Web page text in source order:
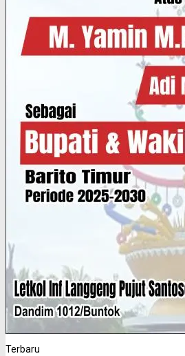
Terbaru